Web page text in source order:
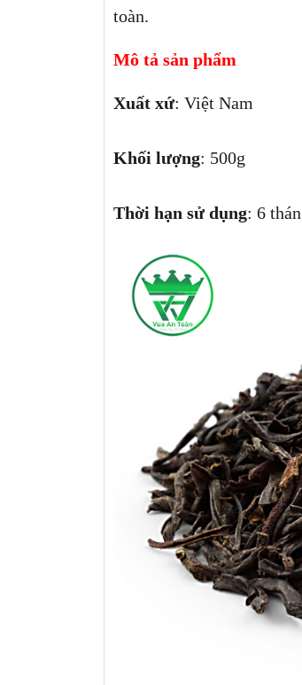
toàn.
Mô tả sản phẩm
Xuất xứ: Việt Nam
Khối lượng: 500g
Thời hạn sử dụng: 6